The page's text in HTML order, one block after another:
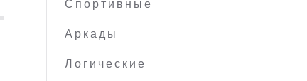
Спортивные
Аркады
Логические